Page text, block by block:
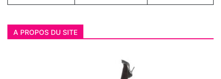
A PROPOS DU SITE